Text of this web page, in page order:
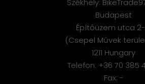
Székhely:
Budapest
Építőüzem utca
(Csepel Művek
1211 Hungary
Telefon: +36 70 385
Fax: -